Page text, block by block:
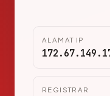
ALAMAT IP
REGISTRAR